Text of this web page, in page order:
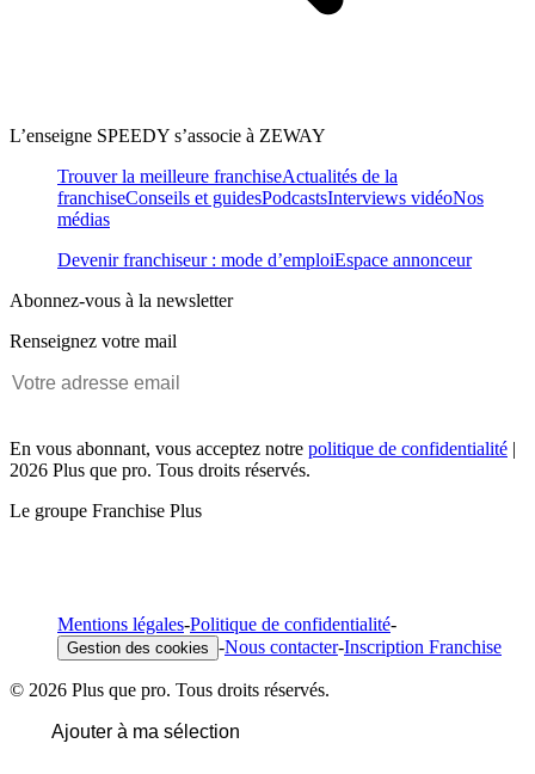
L’enseigne SPEEDY s’associe à ZEWAY
Trouver la meilleure franchiseActualités de la
franchiseConseils et guidesPodcastsInterviews vidéoNos
médias
Devenir franchiseur : mode d’emploiEspace annonceur
Abonnez-vous à la newsletter
Renseignez votre mail
En vous abonnant, vous acceptez notre politique de confidentialité |
2026 Plus que pro. Tous droits réservés.
Le groupe Franchise Plus
Mentions légales-Politique de confidentialité-
Gestion des cookies -Nous contacter-Inscription Franchise
© 2026 Plus que pro. Tous droits réservés.
Ajouter à ma sélection